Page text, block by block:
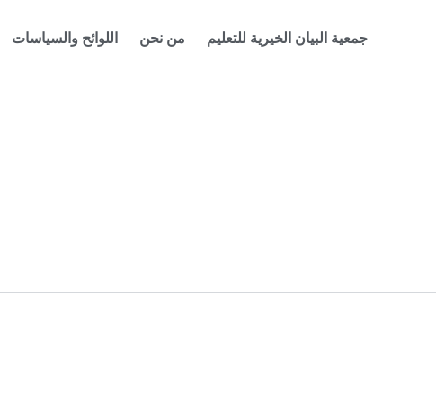
جمعية البيان الخيرية للتعليم من نحن اللوائح والسياسات